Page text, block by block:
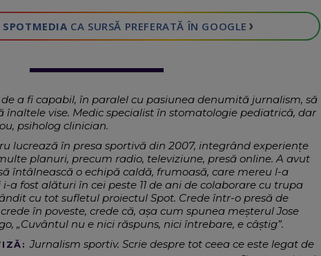
SPOTMEDIA CA SURSĂ PREFERATĂ ÎN GOOGLE ›
a fi capabil, în paralel cu pasiunea denumită jurnalism, să
înaltele vise. Medic specialist în stomatologie pediatrică, dar
psiholog clinician.
lucrează în presa sportivă din 2007, integrând experiențe
planuri, precum radio, televiziune, presă online. A avut
întâlnească o echipă caldă, frumoasă, care mereu l-a
i-a fost alături în cei peste 11 de ani de colaborare cu trupa
cu tot sufletul proiectul Spot. Crede într-o presă de
în poveste, crede că, așa cum spunea meșterul Jose
„Cuvântul nu e nici răspuns, nici întrebare, e câştig”.
Jurnalism sportiv. Scrie despre tot ceea ce este legat de